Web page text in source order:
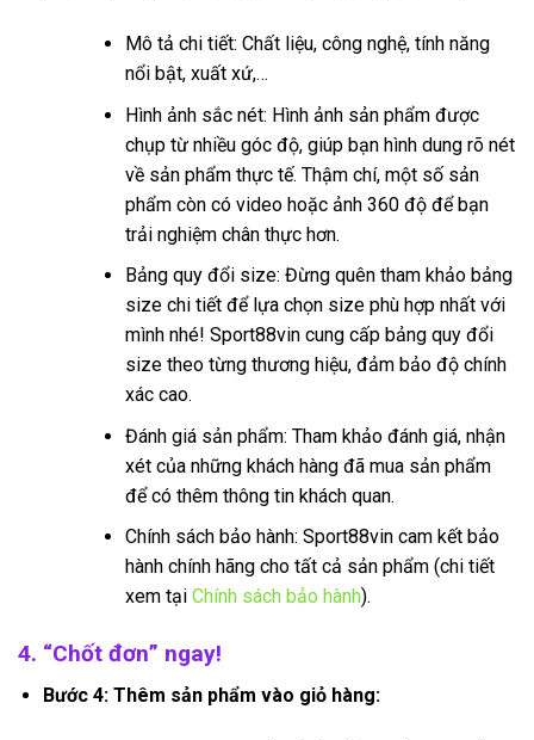
Mô tả chi tiết: Chất liệu, công nghệ, tính năng
nổi bật, xuất xứ,…
Hình ảnh sắc nét: Hình ảnh sản phẩm được
chụp từ nhiều góc độ, giúp bạn hình dung rõ nét
về sản phẩm thực tế. Thậm chí, một số sản
phẩm còn có video hoặc ảnh 360 độ để bạn
trải nghiệm chân thực hơn.
Bảng quy đổi size: Đừng quên tham khảo bảng
size chi tiết để lựa chọn size phù hợp nhất với
mình nhé! Sport88vin cung cấp bảng quy đổi
size theo từng thương hiệu, đảm bảo độ chính
xác cao.
Đánh giá sản phẩm: Tham khảo đánh giá, nhận
xét của những khách hàng đã mua sản phẩm
để có thêm thông tin khách quan.
Chính sách bảo hành: Sport88vin cam kết bảo
hành chính hãng cho tất cả sản phẩm (chi tiết
xem tại Chính sách bảo hành).
4. “Chốt đơn” ngay!
Bước 4: Thêm sản phẩm vào giỏ hàng: